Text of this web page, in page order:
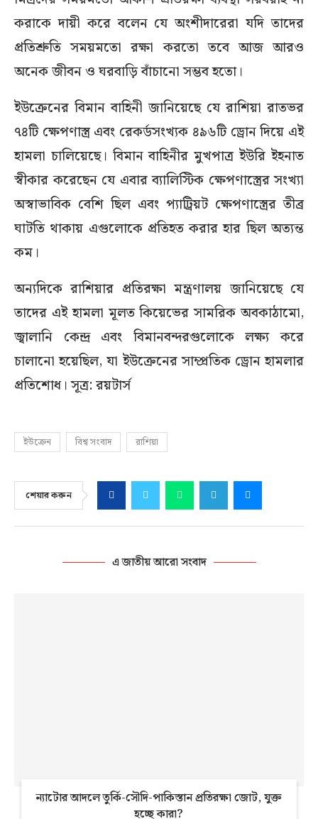
করাকে দায়ী করে বলেন যে অংশীদারেরা যদি তাদের
প্রতিশ্রুতি সময়মতো রক্ষা করতো তবে আজ আরও
অনেক জীবন ও ঘরবাড়ি বাঁচানো সম্ভব হতো।
ইউক্রেনের বিমান বাহিনী জানিয়েছে যে রাশিয়া রাতভর
৭৪টি ক্ষেপণাস্ত্র এবং রেকর্ডসংখ্যক ৪৯৬টি ড্রোন দিয়ে এই
হামলা চালিয়েছে। বিমান বাহিনীর মুখপাত্র ইউরি ইহনাত
স্বীকার করেছেন যে এবার ব্যালিস্টিক ক্ষেপণাস্ত্রের সংখ্যা
অস্বাভাবিক বেশি ছিল এবং প্যাট্রিয়ট ক্ষেপণাস্ত্রের তীব্র
ঘাটতি থাকায় এগুলোকে প্রতিহত করার হার ছিল অত্যন্ত
কম।
অন্যদিকে রাশিয়ার প্রতিরক্ষা মন্ত্রণালয় জানিয়েছে যে
তাদের এই হামলা মূলত কিয়েভের সামরিক অবকাঠামো,
জ্বালানি কেন্দ্র এবং বিমানবন্দরগুলোকে লক্ষ্য করে
চালানো হয়েছিল, যা ইউক্রেনের সাম্প্রতিক ড্রোন হামলার
প্রতিশোধ। সূত্র: রয়টার্স
ইউক্রেন বিশ্ব সংবাদ রাশিয়া
শেয়ার করুন
এ জাতীয় আরো সংবাদ
ন্যাটোর আদলে তুর্কি-সৌদি-পাকিস্তান প্রতিরক্ষা জোট, যুক্ত
হচ্ছে কারা?